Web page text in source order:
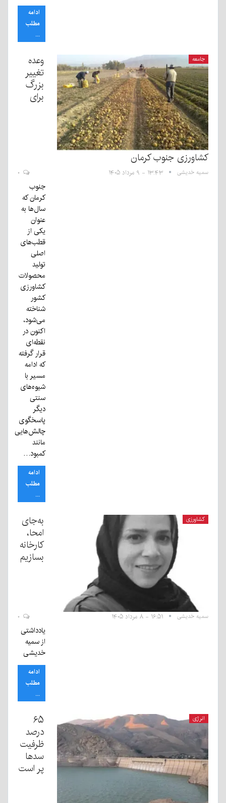
ادامه
مطلب
...
جامعه
وعده
تغییر
بزرگ
برای
کشاورزی جنوب کرمان
سمیه خدیشی ۱۳:۴۳ - ۹ مرداد ۱۴۰۵
جنوب
کرمان که
سال‌ها به
عنوان
یکی از
قطب‌های
اصلی
تولید
محصولات
کشاورزی
کشور
شناخته
می‌شود،
اکنون در
نقطه‌ای
قرار گرفته
که ادامه
مسیر با
شیوه‌های
سنتی
دیگر
پاسخگوی
چالش‌هایی
مانند
کمبود…
ادامه
مطلب
...
کشاورزی
به‌جای
امحا،
کارخانه
بسازیم
سمیه خدیشی ۱۶:۵۱ - ۸ مرداد ۱۴۰۵
یادداشتی
از سمیه
خدیشی
ادامه
مطلب
...
انرژی
۶۵
درصد
ظرفیت
سدها
پر است